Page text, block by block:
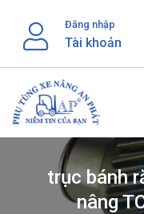
content
Đăng nhập
Tài khoản
trục bánh
nâng